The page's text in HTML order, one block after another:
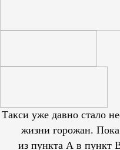
Такси уже давно стало
жизни горожан.
из пункта А в пункт